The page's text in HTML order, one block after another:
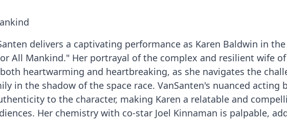
delivers a captivating performance as Karen Baldwin in
All Mankind." Her portrayal of the complex and resilient wife
heartwarming and heartbreaking, as she navigates the
in the shadow of the space race. VanSanten's nuanced acting
to the character, making Karen a relatable and
Her chemistry with co-star Joel Kinnaman is palpable,